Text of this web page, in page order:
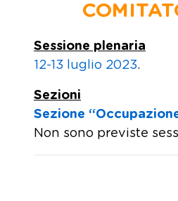
Sessione plenaria
12-13 luglio 2023.
Sezioni
Sezione
Non sono previste